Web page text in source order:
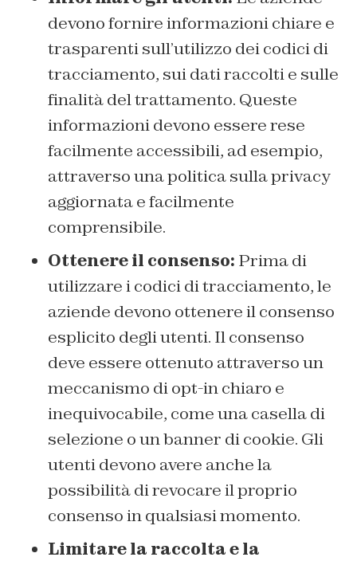
devono fornire informazioni chiare e
trasparenti sull’utilizzo dei codici di
tracciamento, sui dati raccolti e sulle
finalità del trattamento. Queste
informazioni devono essere rese
facilmente accessibili, ad esempio,
attraverso una politica sulla privacy
aggiornata e facilmente
comprensibile.
Ottenere il consenso: Prima di
utilizzare i codici di tracciamento, le
aziende devono ottenere il consenso
esplicito degli utenti. Il consenso
deve essere ottenuto attraverso un
meccanismo di opt-in chiaro e
inequivocabile, come una casella di
selezione o un banner di cookie. Gli
utenti devono avere anche la
possibilità di revocare il proprio
consenso in qualsiasi momento.
Limitare la raccolta e la